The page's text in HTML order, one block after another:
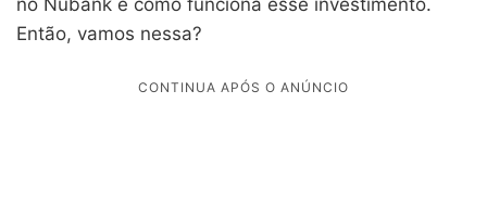
Então, vamos nessa?